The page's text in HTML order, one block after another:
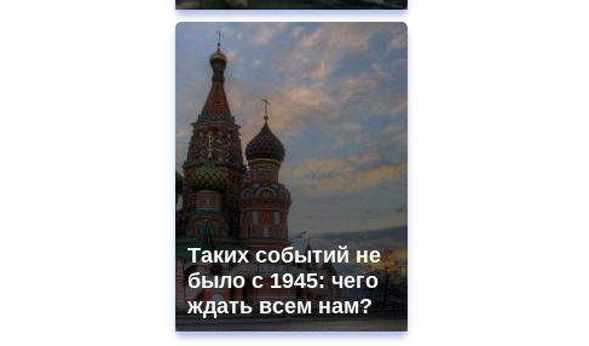
Таких событий не
было с 1945: чего
ждать всем нам?